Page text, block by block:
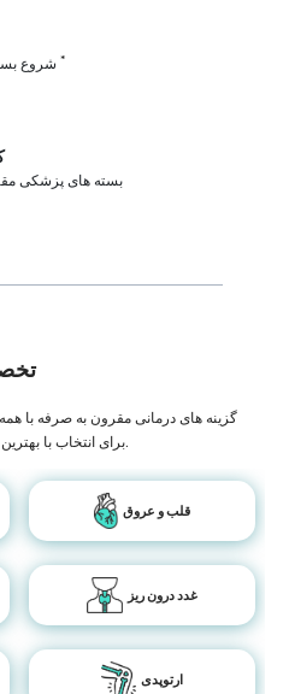
شروع *
بسته های پزشکی
گزینه های درمانی مقرون به صرفه
برای انتخاب با بهترین کیفیت مراقبت های بهداشتی در کشور.
قلب و عروق
غدد درون ریز
ارتوپدی